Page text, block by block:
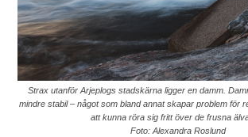
Strax utanför Arjeplogs stadskärna ligger en damm.
mindre stabil – något som bland annat skapar problem för
att kunna röra sig fritt över de frusna
Foto: Alexandra Roslund